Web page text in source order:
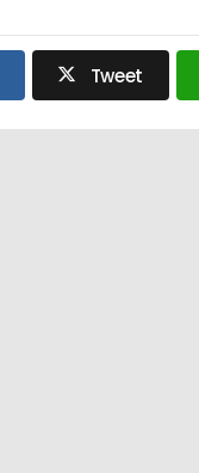
Tweet